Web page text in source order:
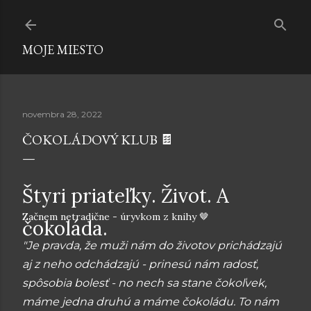
MOJE MIESTO
novembra 28, 2022
ČOKOLÁDOVÝ KLUB 🍫
Štyri priateľky. Život. A
čokoláda.
Začnem netradične - úryvkom z knihy 🤎
"Je pravda, že muži nám do životov prichádzajú
aj z neho odchádzajú - prinesú nám radosť,
spôsobia bolesť - no nech sa stane čokoľvek,
máme jedna druhú a máme čokoládu. To nám